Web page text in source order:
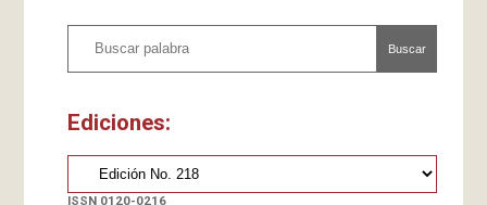
Buscar
Ediciones:
ISSN 0120-0216